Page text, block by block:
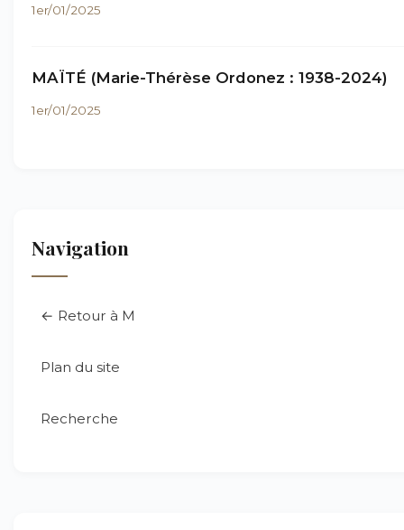
1er/01/2025
MAÏTÉ (Marie-Thérèse Ordonez : 1938-2024)
1er/01/2025
Navigation
← Retour à M
Plan du site
Recherche